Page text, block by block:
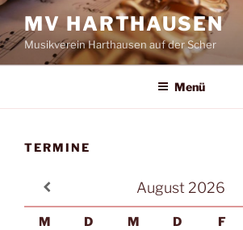
Zum
Inhalt
springen
MV HARTHAUSEN
Musikverein Harthausen auf der Scher
Menü
TERMINE
August 2026
M D M D F